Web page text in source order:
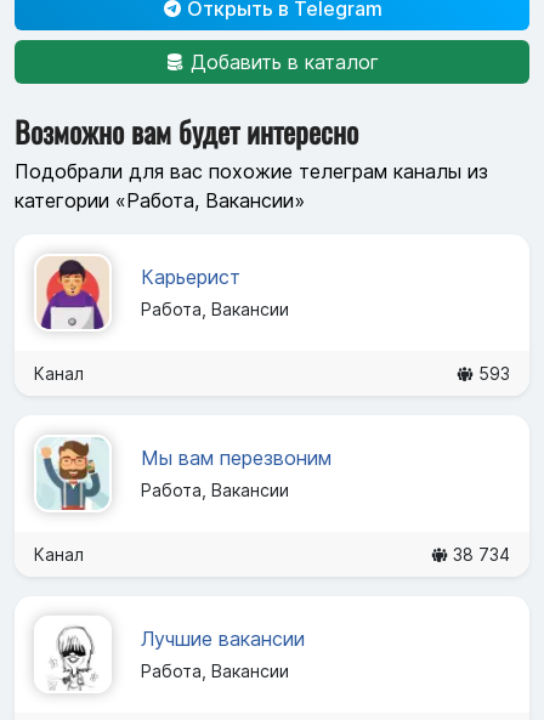
Открыть в Telegram
Добавить в каталог
Возможно вам будет интересно
Подобрали для вас похожие телеграм каналы из
категории «Работа, Вакансии»
Карьерист
Работа, Вакансии
Канал 593
Мы вам перезвоним
Работа, Вакансии
Канал 38 734
Лучшие вакансии
Работа, Вакансии